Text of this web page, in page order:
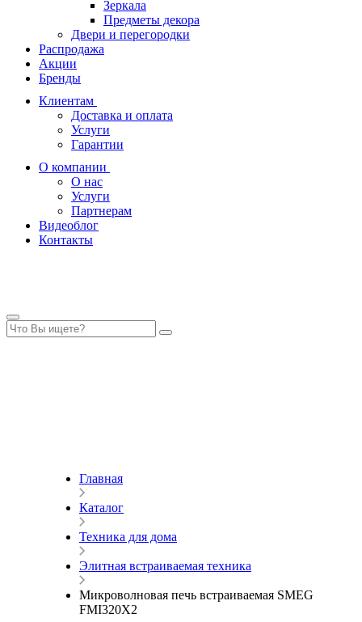
Зеркала
Предметы декора
Двери и перегородки
Распродажа
Акции
Бренды
Клиентам
Доставка и оплата
Услуги
Гарантии
О компании
О нас
Услуги
Партнерам
Видеоблог
Контакты
Главная
Каталог
Техника для дома
Элитная встраиваемая техника
Микроволновая печь встраиваемая SMEG
FMI320X2